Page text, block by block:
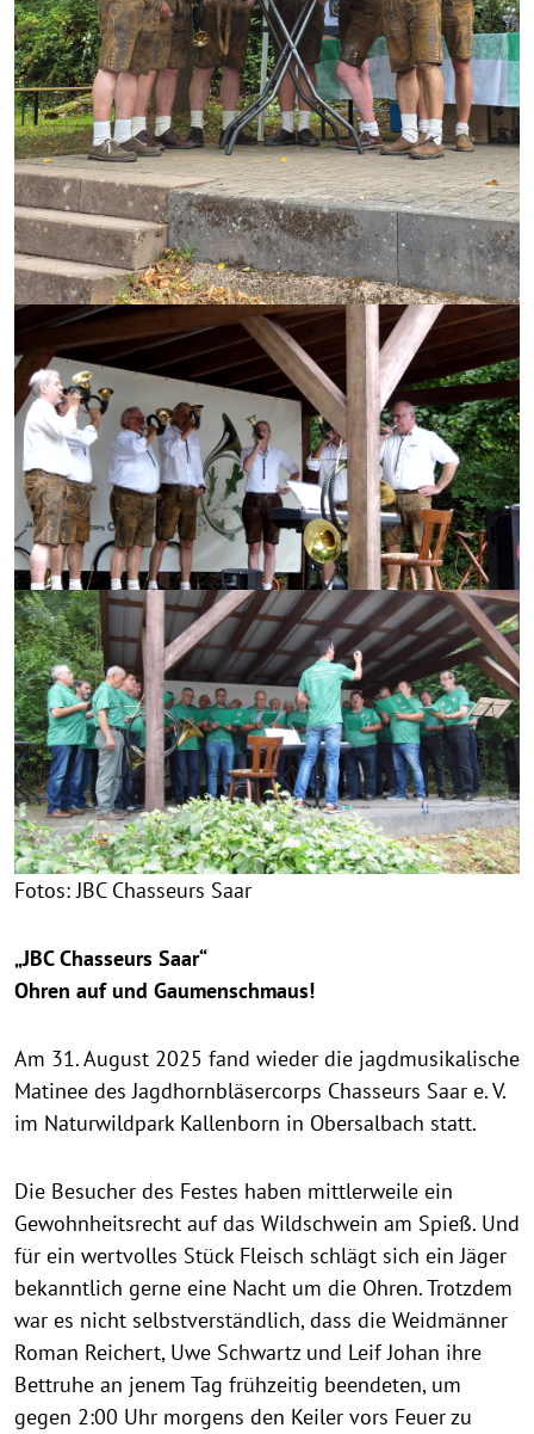
Fotos: JBC Chasseurs Saar
„JBC Chasseurs Saar“
Ohren auf und Gaumenschmaus!
Am 31. August 2025 fand wieder die jagdmusikalische
Matinee des Jagdhornbläsercorps Chasseurs Saar e. V.
im Naturwildpark Kallenborn in Obersalbach statt.
Die Besucher des Festes haben mittlerweile ein
Gewohnheitsrecht auf das Wildschwein am Spieß. Und
für ein wertvolles Stück Fleisch schlägt sich ein Jäger
bekanntlich gerne eine Nacht um die Ohren. Trotzdem
war es nicht selbstverständlich, dass die Weidmänner
Roman Reichert, Uwe Schwartz und Leif Johan ihre
Bettruhe an jenem Tag frühzeitig beendeten, um
gegen 2:00 Uhr morgens den Keiler vors Feuer zu